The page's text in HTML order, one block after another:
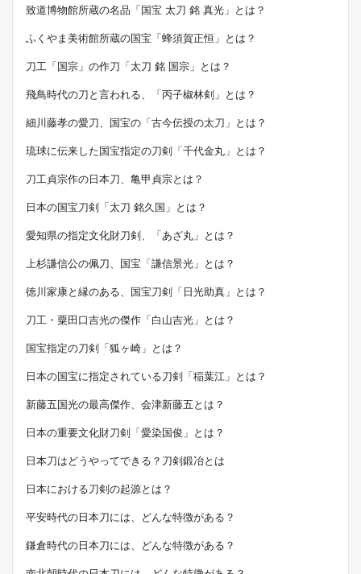
致道博物館所蔵の名品「国宝 太刀 銘 真光」とは？
ふくやま美術館所蔵の国宝「蜂須賀正恒」とは？
刀工「国宗」の作刀「太刀 銘 国宗」とは？
飛鳥時代の刀と言われる、「丙子椒林剣」とは？
細川藤孝の愛刀、国宝の「古今伝授の太刀」とは？
琉球に伝来した国宝指定の刀剣「千代金丸」とは？
刀工貞宗作の日本刀、亀甲貞宗とは？
日本の国宝刀剣「太刀 銘久国」とは？
愛知県の指定文化財刀剣、「あざ丸」とは？
上杉謙信公の佩刀、国宝「謙信景光」とは？
徳川家康と縁のある、国宝刀剣「日光助真」とは？
刀工・粟田口吉光の傑作「白山吉光」とは？
国宝指定の刀剣「狐ヶ崎」とは？
日本の国宝に指定されている刀剣「稲葉江」とは？
新藤五国光の最高傑作、会津新藤五とは？
日本の重要文化財刀剣「愛染国俊」とは？
日本刀はどうやってできる？刀剣鍛冶とは
日本における刀剣の起源とは？
平安時代の日本刀には、どんな特徴がある？
鎌倉時代の日本刀には、どんな特徴がある？